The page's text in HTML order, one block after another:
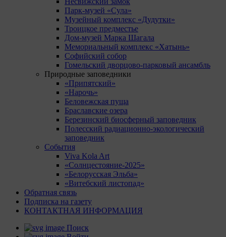
Парк-музей «Сула»
Музейный комплекс «Дудутки»
Троицкое предместье
Дом-музей Марка Шагала
Мемориальный комплекс «Хатынь»
Софийский собор
Гомельский дворцово-парковый ансамбль
Природные заповедники
«Припятский»
«Нарочь»
Беловежская пуща
Браславские озера
Березинский биосферный заповедник
Полесский радиационно-экологический
заповедник
События
Viva Kola Art
«Солнцестояние-2025»
«Белорусская Эльба»
«Витебский листопад»
Обратная связь
Подписка на газету
КОНТАКТНАЯ ИНФОРМАЦИЯ
Поиск